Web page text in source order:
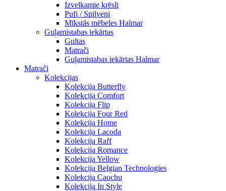
Izvelkamie krēsli
Pufi / Spilveni
Mīkstās mēbeles Halmar
Guļamistabas iekārtas
Gultas
Matrači
Guļamistabas iekārtas Halmar
Matrači
Kolekcijas
Kolekcija Butterfly
Kolekcija Comfort
Kolekcija Flip
Kolekcija Four Red
Kolekcija Home
Kolekcija Lacoda
Kolekcija Raff
Kolekcija Romance
Kolekcija Yellow
Kolekcija Belgian Technologies
Kolekcija Caochu
Kolekcija In Style